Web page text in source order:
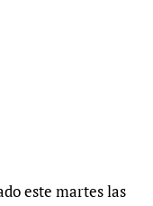
este martes las